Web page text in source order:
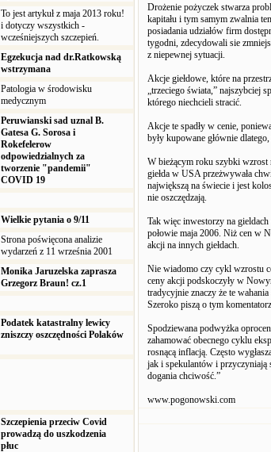
To jest artykuł z maja 2013 roku!
i dotyczy wszystkich -
wcześniejszych szczepień.
Egzekucja nad dr.Ratkowską
wstrzymana
Patologia w środowisku
medycznym
Peruwianski sad uznal B.
Gatesa G. Sorosa i
Rokefelerow
odpowiedzialnych za
tworzenie "pandemii"
COVID 19
Wielkie pytania o 9/11
Strona poświęcona analizie
wydarzeń z 11 września 2001
Monika Jaruzelska zaprasza
Grzegorz Braun! cz.1
Podatek katastralny lewicy
zniszczy oszczędności Polaków
Szczepienia przeciw Covid
prowadzą do uszkodzenia
płuc
Drożenie pożyczek stwarza
kapitału i tym samym zwalnia
posiadania udziałów firm
tygodni, zdecydowali sie
z niepewnej sytuacji.
Akcje giełdowe, które na
„trzeciego świata,” najszybciej
którego niechcieli stracić.
Akcje te spadły w cenie,
były kupowane głównie
W bieżącym roku szybki wzrost
giełda w USA przeżwywała
największą na świecie i jest
nie oszczędzają.
Tak więc inwestorzy na
połowie maja 2006. Niż cen w
akcji na innych giełdach.
Nie wiadomo czy cykl wzrostu
ceny akcji podskoczyły w
tradycyjnie znaczy że te
Szeroko piszą o tym
Spodziewana podwyżka
zahamować obecnego cyklu
rosnącą inflacją. Często
jak i spekulantów i przyczyniają
dogania chciwość.”
www.pogonowski.com